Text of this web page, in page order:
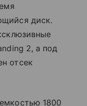
диск.
2, а под
отсек
1800